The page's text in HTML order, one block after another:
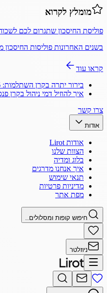
מומלץ לקרוא
פוליסת החיסכון שתגרום לכם
בשנים האחרונות פוליסות
קראו עוד
בירור יתרה בקרן השתלמות: 6 דרכים פשוטות לבדוק את היתרה שלך
איך להוזיל דמי ניהול בקרן
צרו קשר
אודות
אודות Lirot
הצוות שלנו
בלוג ומדיה
איך אנחנו מדרגים
תנאי שימוש
מדיניות פרטיות
מפת אתר
חיפוש קופות ומסלולים..
ניוזלטר